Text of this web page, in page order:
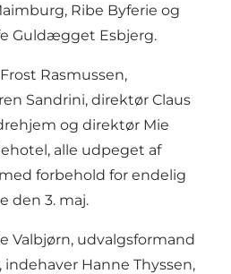
Ribe Byferie og
Guldægget Esbjerg.
Rasmussen,
Sandrini, direktør Claus
og direktør Mie
alle udpeget af
forbehold for endelig
den 3. maj.
Valbjørn, udvalgsformand
Hanne Thyssen,